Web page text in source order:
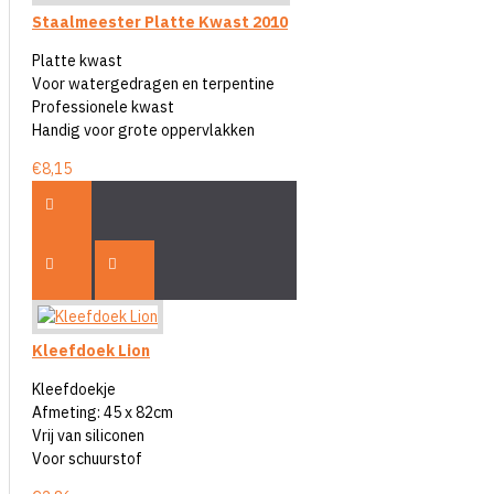
Staalmeester Platte Kwast 2010
Platte kwast
Voor watergedragen en terpentine
Professionele kwast
Handig voor grote oppervlakken
€8,15
Kleefdoek Lion
Kleefdoekje
Afmeting: 45 x 82cm
Vrij van siliconen
Voor schuurstof